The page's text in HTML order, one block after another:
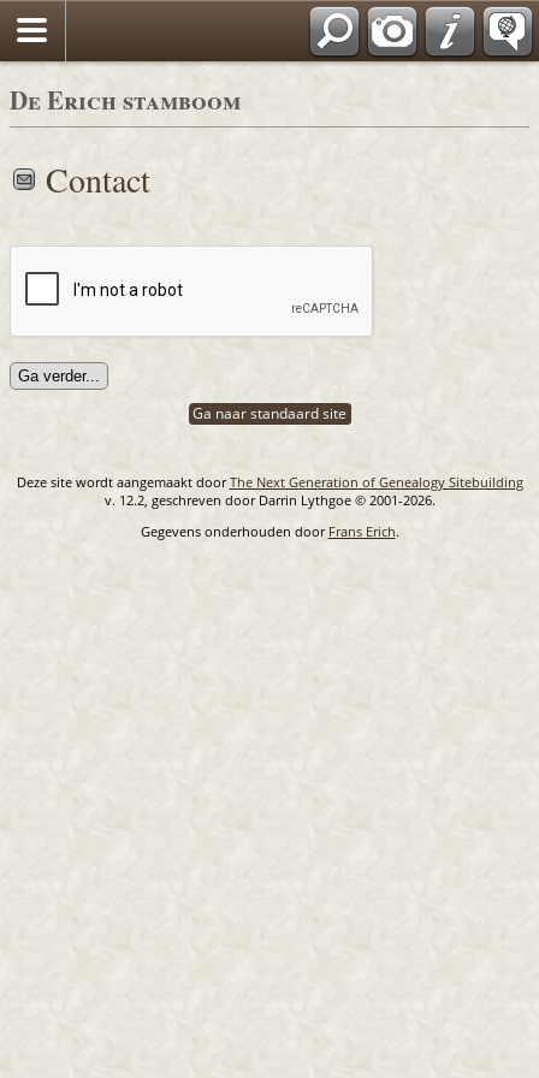
De Erich stamboom
Contact
Ga naar standaard site
Deze site wordt aangemaakt doorThe Next Generation of Genealogy Sitebuilding
v. 12.2, geschreven door Darrin Lythgoe © 2001-2026.
Gegevens onderhouden door Frans Erich.